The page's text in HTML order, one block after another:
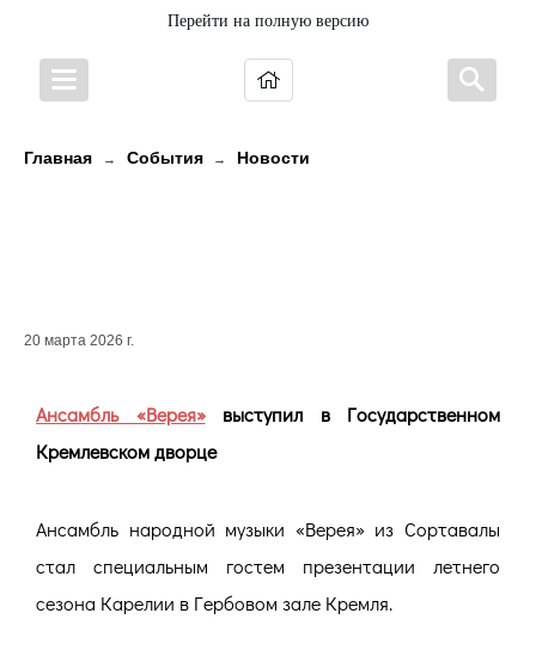
Перейти на полную версию
Главная → События → Новости
20 марта 2026 г.
Ансамбль «Верея»выступил в Государственном
Кремлевском дворце
Ансамбль народной музыки «Верея» из Сортавалы
стал специальным гостем презентации летнего
сезона Карелии в Гербовом зале Кремля.